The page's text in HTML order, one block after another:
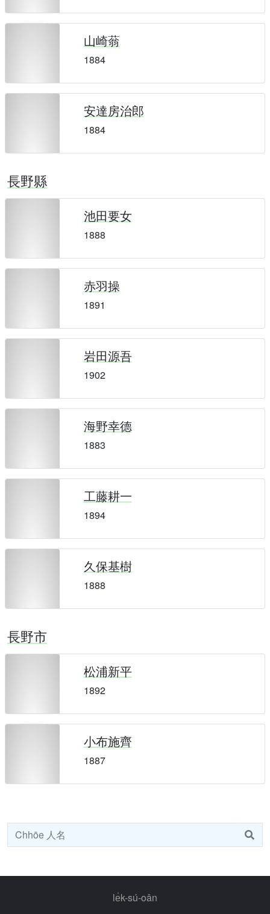
山崎蓊
1884
安達房治郎
1884
長野縣
池田要女
1888
赤羽操
1891
岩田源吾
1902
海野幸德
1883
工藤耕一
1894
久保基樹
1888
長野市
松浦新平
1892
小布施齊
1887
le̍k-sú-oân